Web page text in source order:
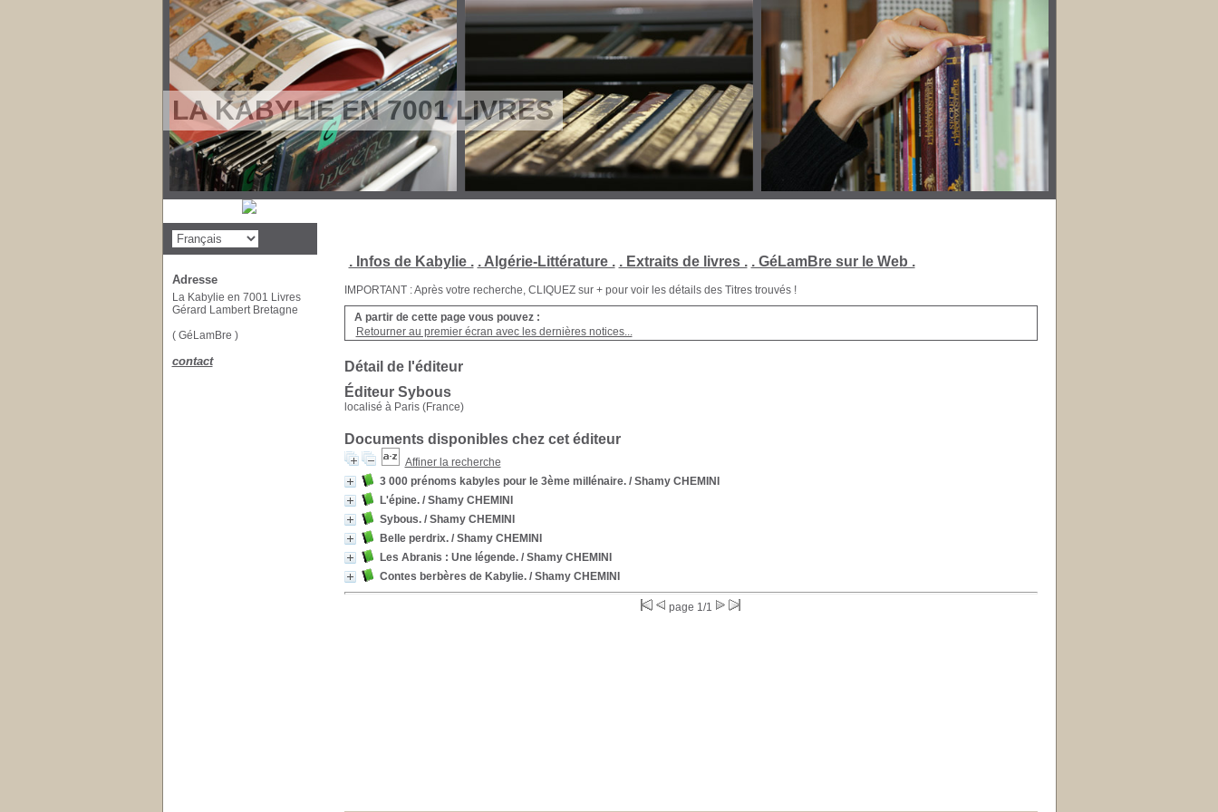
LA KABYLIE EN 7001 LIVRES
. Infos de Kabylie . . Algérie-Littérature . . Extraits de livres . . GéLamBre sur le Web .
IMPORTANT : Après votre recherche, CLIQUEZ sur + pour voir les détails des Titres trouvés !
A partir de cette page vous pouvez :
Retourner au premier écran avec les dernières notices...
Détail de l'éditeur
Éditeur Sybous
localisé à Paris (France)
Documents disponibles chez cet éditeur
Affiner la recherche
3 000 prénoms kabyles pour le 3ème millénaire./ Shamy CHEMINI
L'épine./ Shamy CHEMINI
Sybous./ Shamy CHEMINI
Belle perdrix./ Shamy CHEMINI
Les Abranis : Une légende./ Shamy CHEMINI
Contes berbères de Kabylie./ Shamy CHEMINI
page 1/1
Adresse
La Kabylie en 7001 Livres
Gérard Lambert Bretagne
( GéLamBre )
contact